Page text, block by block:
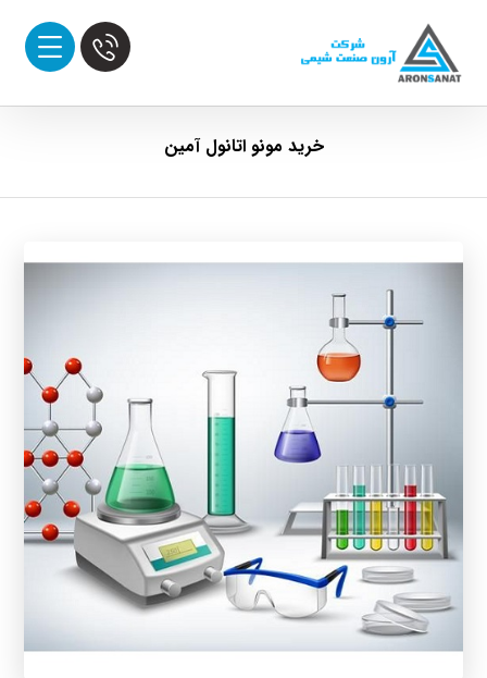
خرید مونو اتانول آمین